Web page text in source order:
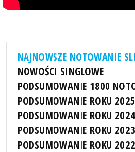
NAJNOWSZE NOTOWANIE
NOWOŚCI SINGLOWE
PODSUMOWANIE 1800
PODSUMOWANIE ROKU 2025
PODSUMOWANIE ROKU 2024
PODSUMOWANIE ROKU 2023
PODSUMOWANIE ROKU 2022